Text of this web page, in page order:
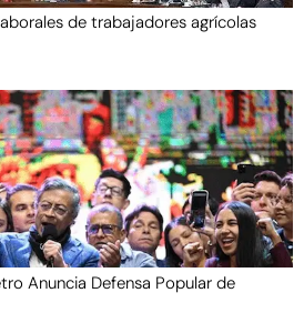
de trabajadores agrícolas
Anuncia Defensa Popular de